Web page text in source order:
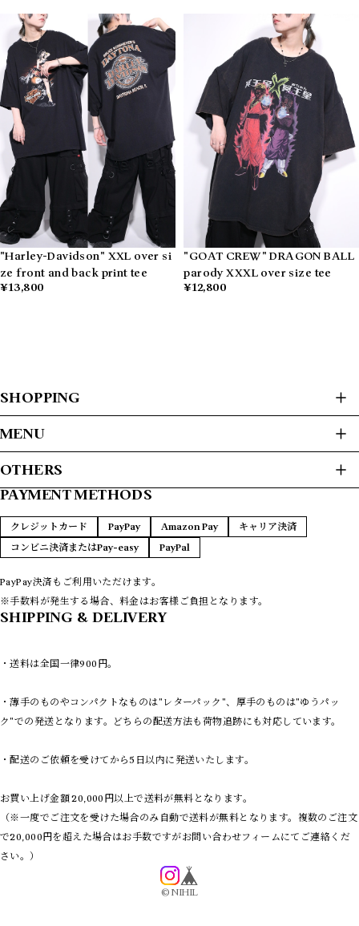
"Harley-Davidson" XXL over si
ze front and back print tee
¥13,800
"GOAT CREW" DRAGON BALL
parody XXXL over size tee
¥12,800
SHOPPING
ALL ITEMS
JACKET / BLOUSON
S/S SHIRTS
SWEAT / HOODIE
SWEATER
T-SHIRTS
VEST
COATS
LEATHER
NEW ARRIVAS
8/14 UPDATE
8/7 UPDATE
7/17 UPDATE
7/3 UPDATE
MENU
HOME
PAYMENT METHODS
FAQ
CONTACT
OTHERS
プライバシーポリシー
特定商取引法に基づく表記
PAYMENT METHODS
クレジットカード PayPay Amazon Pay
キャリア決済
コンビニ決済またはPay-easy
PayPal
PayPay決済もご利用いただけます。
※手数料が発生する場合、料金はお客様ご負担となります。
SHIPPING & DELIVERY
・送料は全国一律900円。
・薄手のものやコンパクトなものは"レターパック"、厚手のものは"ゆうパッ
ク"での発送となります。どちらの配送方法も荷物追跡にも対応しています。
・配送のご依頼を受けてから5日以内に発送いたします。
お買い上げ金額 20,000円以上で送料が無料となります。
（※一度でご注文を受けた場合のみ自動で送料が無料となります。複数のご注文
で20,000円を超えた場合はお手数ですがお問い合わせフィームにてご連絡くだ
さい。）
©︎ NIHIL